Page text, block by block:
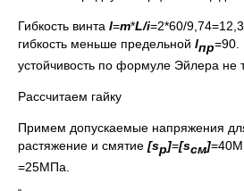
Гибкость винта l=m*L/i=2*60/
гибкость меньше предельной lпр=90.
устойчивость по формуле Эйлера не
Рассчитаем гайку
Примем допускаемые напряжения
растяжение и смятие [sp]=[sсм]
=25МПа.